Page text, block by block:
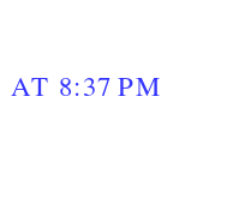
8:37 PM